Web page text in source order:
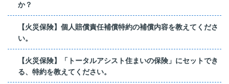
か？
【火災保険】個人賠償責任補償特約の補償内容を教えてくださ
い。
【火災保険】「トータルアシスト住まいの保険」にセットでき
る、特約を教えてください。